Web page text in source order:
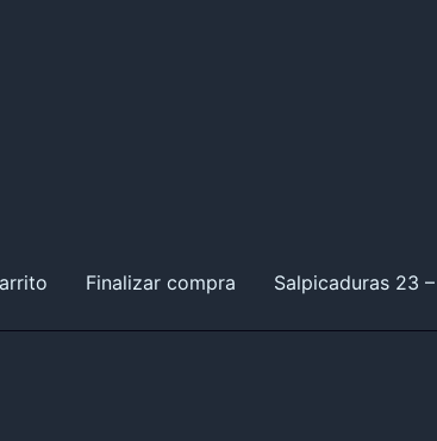
Finalizar compra Salpicaduras 23